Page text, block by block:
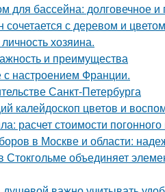
для бассейна: долговечное
с деревом и
хозяина.
и преимущества
настроением Франции.
Санкт-Петербурга
калейдоскоп цветов и
расчет стоимости
в Москве и области:
объединяет